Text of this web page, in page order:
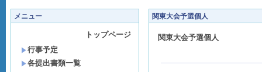
メニュー
トップページ
行事予定
各提出書類一覧
関東大会予選個人
関東大会予選個人